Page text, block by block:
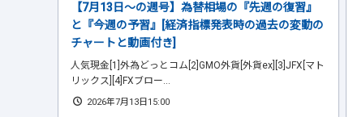
【7月13日～の週号】為替相場の『先週の復習』
と『今週の予習』[経済指標発表時の過去の変動の
チャートと動画付き]
人気現金[1]外為どっとコム[2]GMO外貨[外貨ex][3]JFX[マト
リックス][4]FXブロー...
2026年7月13日15:00